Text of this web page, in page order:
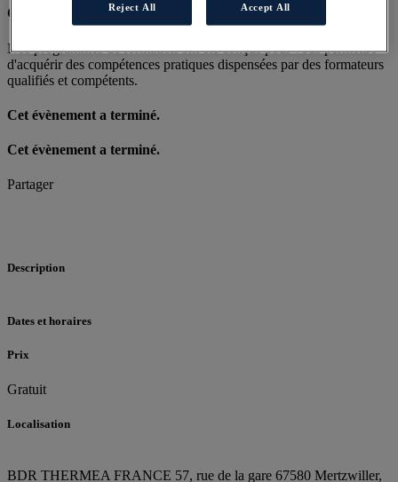
Cet évènement a terminé.
Nos programmes de formation ont été conçus pour vous permettre
d'acquérir des compétences pratiques dispensées par des formateurs
qualifiés et compétents.
Cet évènement a terminé.
Cet évènement a terminé.
Partager
Description
Dates et horaires
Prix
Gratuit
Localisation
BDR THERMEA FRANCE 57, rue de la gare 67580 Mertzwiller,
Reject All Accept All